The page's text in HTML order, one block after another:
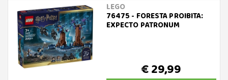
LEGO
76475 - FORESTA PROIBITA:
EXPECTO PATRONUM
€ 29,99